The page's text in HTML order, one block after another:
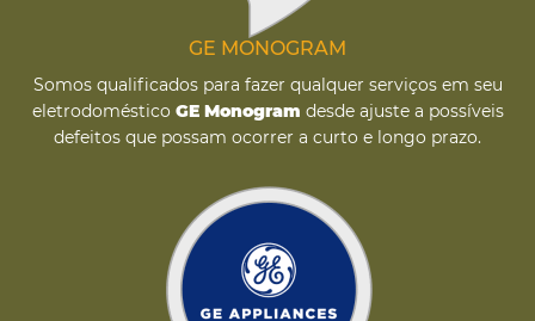
GE MONOGRAM
Somos qualificados para fazer qualquer serviços em seu
eletrodoméstico GE Monogram desde ajuste a possíveis
defeitos que possam ocorrer a curto e longo prazo.